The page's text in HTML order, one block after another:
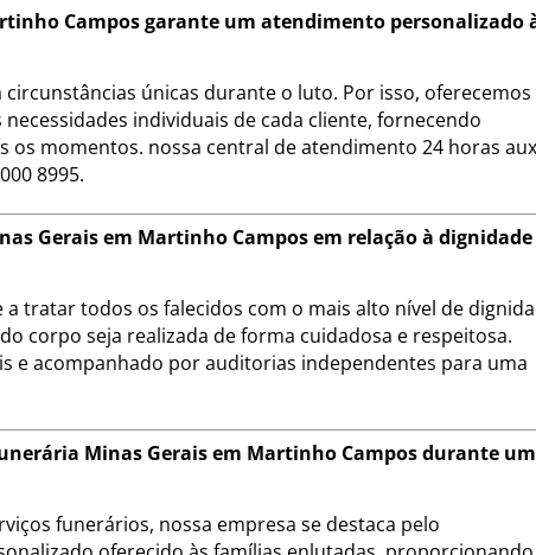
Campos garante um atendimento personalizado
únicas durante o luto. Por isso, oferecemos
individuais de cada cliente, fornecendo
momentos. nossa central de atendimento 24 horas
8995.
Gerais em Martinho Campos em relação à dignidade
tratar todos os falecidos com o mais alto nível de
corpo seja realizada de forma cuidadosa e respeitosa.
e acompanhado por auditorias independentes para uma
Minas Gerais em Martinho Campos durante um
funerários, nossa empresa se destaca pelo